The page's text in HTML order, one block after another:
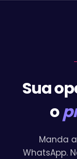
Sua
o
Manda
WhatsApp.